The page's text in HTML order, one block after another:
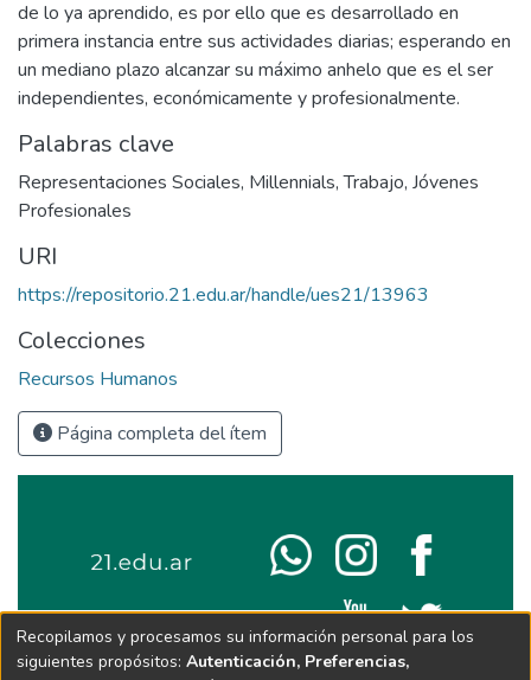
de lo ya aprendido, es por ello que es desarrollado en
primera instancia entre sus actividades diarias; esperando en
un mediano plazo alcanzar su máximo anhelo que es el ser
independientes, económicamente y profesionalmente.
Palabras clave
Representaciones Sociales, Millennials,Trabajo, Jóvenes
Profesionales
URI
https://repositorio.21.edu.ar/handle/ues21/13963
Colecciones
Recursos Humanos
Página completa del ítem
Recopilamos y procesamos su información personal para los
siguientes propósitos: Autenticación, Preferencias,